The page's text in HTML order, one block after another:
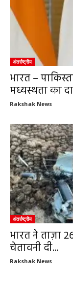
अंतर्राष्ट्रीय
भारत –
मध्यस्थता का
Rakshak News
अंतर्राष्ट्रीय
भारत ने ताज़ा
चेतावनी दी...
Rakshak News